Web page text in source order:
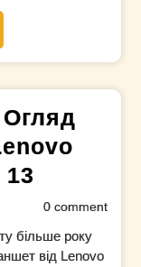
13
0 comment
більше року
від Lenovo